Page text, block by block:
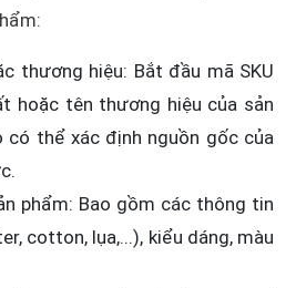
thương hiệu: Bắt đầu mã SKU
hoặc tên thương hiệu của sản
có thể xác định nguồn gốc của
phẩm: Bao gồm các thông tin
cotton, lụa,...), kiểu dáng, màu